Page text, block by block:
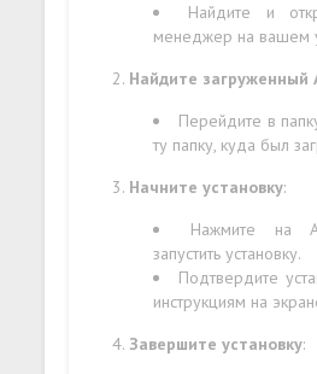
Найдите и
менеджер на вашем
Найдите загруженный
Перейдите в
ту папку, куда был
Начните установку:
Нажмите на
запустить установку.
Подтвердите
инструкциям на
Завершите установку: